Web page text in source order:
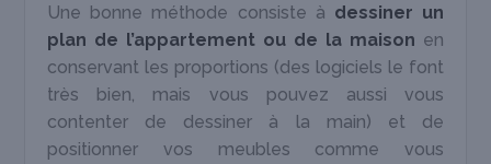
Une bonne méthode consiste à dessiner un
plan de l’appartement ou de la maison en
conservant les proportions (des logiciels le font
très bien, mais vous pouvez aussi vous
contenter de dessiner à la main) et de
positionner vos meubles comme vous